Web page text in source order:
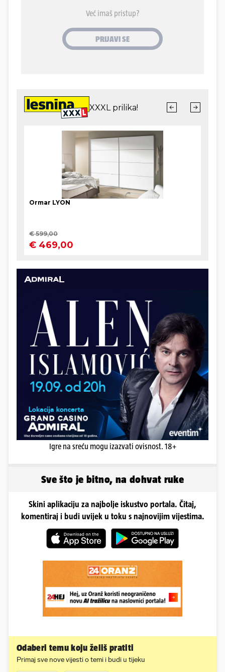
Igre na sreću mogu izazvati ovisnost. 18+
Sve što je bitno, na dohvat ruke
Skini aplikaciju za najbolje iskustvo portala. Čitaj,
komentiraj i budi uvijek u toku s najnovijim vijestima.
Odaberi temu koju želiš pratiti
Primaj sve nove vijesti o temi i budi u tijeku